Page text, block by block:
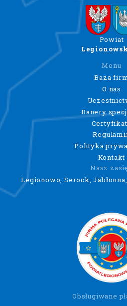
Powiat
Menu
Baza
O nas
Banery
Polityka
Kontakt
Nasz
Legionowo, Serock,
Obsługiwane